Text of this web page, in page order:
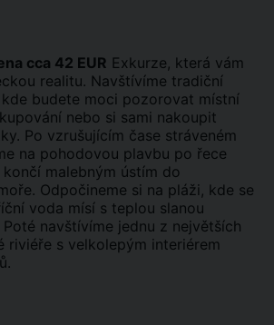
cca 42 EUR Exkurze, která vám
realitu. Navštívíme tradiční
budete moci pozorovat místní
nebo si sami nakoupit
Po vzrušujícím čase stráveném
na pohodovou plavbu po řece
malebným ústím do
Odpočineme si na pláži, kde se
voda mísí s teplou slanou
navštívíme jednu z největších
riviéře s velkolepým interiérem